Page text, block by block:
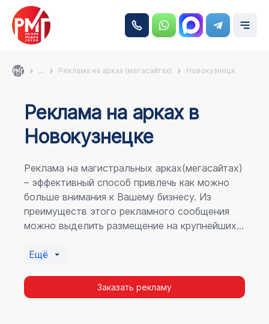
... Реклама на арках (мегасайтах) Новокузнецк
Реклама на аркаx в
Новокузнецке
Реклама на магистральных арках(мегасайтах)
– эффективный способ привлечь как можно
больше внимания к Вашему бизнесу. Из
преимуществ этого рекламного сообщения
можно выделить размещение на крупнейших
пешеходному потоку расположение в прямой
повторных контактов.
Ещё
Заказать рекламу